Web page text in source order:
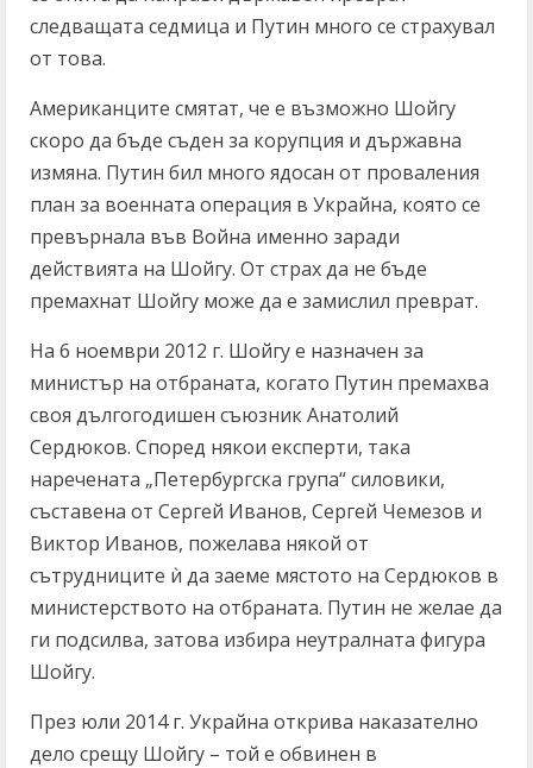
следващата седмица и Путин много се страхувал
от това.
Американците смятат, че е възможно Шойгу
скоро да бъде съден за корупция и държавна
измяна. Путин бил много ядосан от проваления
план за военната операция в Украйна, която се
превърнала във Война именно заради
действията на Шойгу. От страх да не бъде
премахнат Шойгу може да е замислил преврат.
На 6 ноември 2012 г. Шойгу е назначен за
министър на отбраната, когато Путин премахва
своя дългогодишен съюзник Анатолий
Сердюков. Според някои експерти, така
наречената „Петербургска група“ силовики,
съставена от Сергей Иванов, Сергей Чемезов и
Виктор Иванов, пожелава някой от
сътрудниците ѝ да заеме мястото на Сердюков в
министерството на отбраната. Путин не желае да
ги подсилва, затова избира неутралната фигура
Шойгу.
През юли 2014 г. Украйна открива наказателно
дело срещу Шойгу – той е обвинен в